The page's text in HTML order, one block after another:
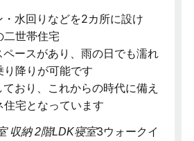
水回りなどを2カ所に設け
二世帯住宅
ースがあり、雨の日でも濡れ
り降りが可能です
おり、これからの時代に備え
宅となっています
収納 2階LDK寝室3ウォークイ